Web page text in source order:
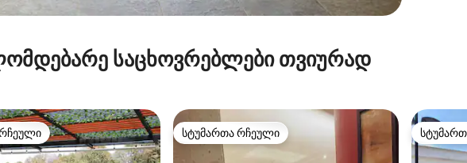
საცხოვრებლები თვიურად
სტუმართა რჩეული
სტუმართა რჩეული